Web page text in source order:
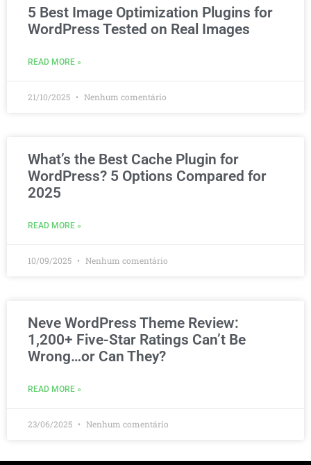
5 Best Image Optimization Plugins for
WordPress Tested on Real Images
READ MORE »
21/10/2025 Nenhum comentário
What’s the Best Cache Plugin for
WordPress? 5 Options Compared for
2025
READ MORE »
10/09/2025 Nenhum comentário
Neve WordPress Theme Review:
1,200+ Five-Star Ratings Can’t Be
Wrong…or Can They?
READ MORE »
23/06/2025 Nenhum comentário